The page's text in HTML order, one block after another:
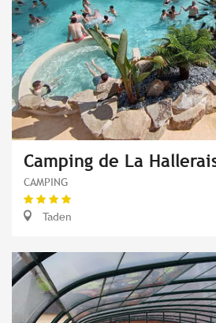
Camping de La
CAMPING
Taden